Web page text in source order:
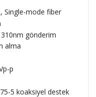
Single-mode fiber
gönderim
alma
p
5 koaksiyel destek